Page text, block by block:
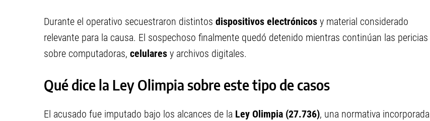
Durante el operativo secuestraron distintos dispositivos electrónicos y material considerado
relevante para la causa. El sospechoso finalmente quedó detenido mientras continúan las pericias
sobre computadoras, celulares y archivos digitales.
Qué dice la Ley Olimpia sobre este tipo de casos
El acusado fue imputado bajo los alcances de la Ley Olimpia (27.736), una normativa incorporada